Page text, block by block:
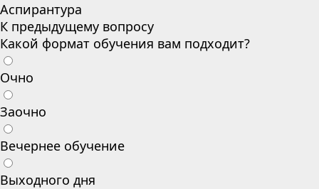
Аспирантура
К предыдущему вопросу
Какой формат обучения вам подходит?
Очно
Заочно
Вечернее обучение
Выходного дня